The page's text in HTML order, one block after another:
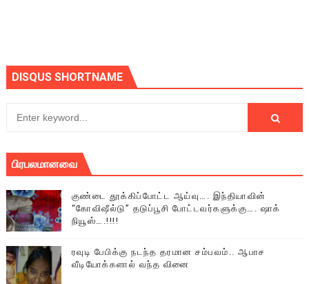
DISQUS SHORTNAME
பிரபலமானவை
குண்டை தூக்கிப்போட்ட ஆய்வு…. இந்தியாவின்
“கோவிஷீல்டு” தடுப்பூசி போட்டவர்களுக்கு…. ஷாக்
நியூஸ்….!!!!
ரவுடி பேபிக்கு நடந்த தரமான சம்பவம்.. ஆபாச
வீடியோக்களால் வந்த வினை